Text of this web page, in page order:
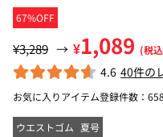
67%OFF
¥3,289 → ¥1,089 (税
4.6 40件の
お気に入りアイテム登録件数：
ウエストゴム 夏号